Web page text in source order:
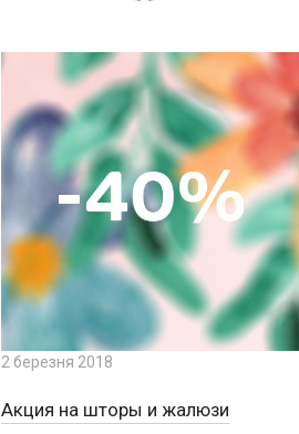
2 березня 2018
Акция на шторы и жалюзи